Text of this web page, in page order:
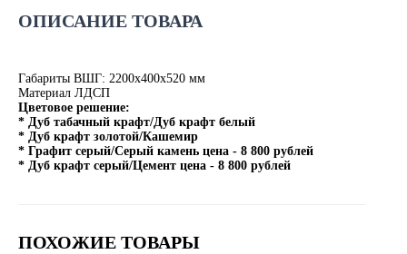
ОПИСАНИЕ ТОВАРА
Габариты ВШГ: 2200х400х520 мм
Материал ЛДСП
Цветовое решение:
* Дуб табачный крафт/Дуб крафт белый
* Дуб крафт золотой/Кашемир
* Графит серый/Серый камень цена - 8 800 рублей
* Дуб крафт серый/Цемент цена - 8 800 рублей
ПОХОЖИЕ ТОВАРЫ